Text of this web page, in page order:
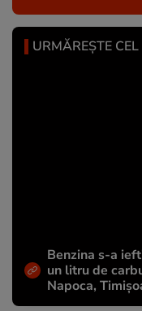
URMĂREȘTE
Benzina s-a
un litru de
Napoca,